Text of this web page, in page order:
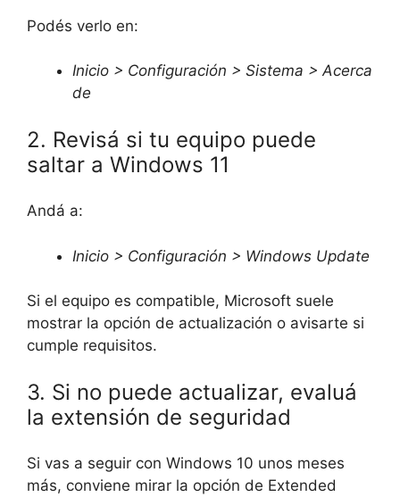
Podés verlo en:
Inicio > Configuración > Sistema > Acerca
de
2. Revisá si tu equipo puede
saltar a Windows 11
Andá a:
Inicio > Configuración > Windows Update
Si el equipo es compatible, Microsoft suele
mostrar la opción de actualización o avisarte si
cumple requisitos.
3. Si no puede actualizar, evaluá
la extensión de seguridad
Si vas a seguir con Windows 10 unos meses
más, conviene mirar la opción de Extended